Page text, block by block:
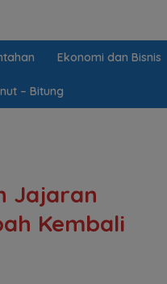
Ekonomi dan Bisnis
– Bitung
Jajaran
Kembali